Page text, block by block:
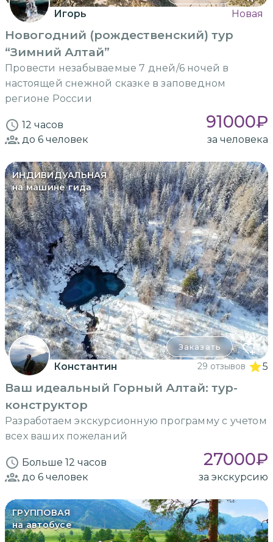
Игорь Новая
Новогодний (рождественский) тур
“Зимний Алтай”
Провести незабываемые 7 дней/6 ночей в
настоящей снежной сказке в заповедном
регионе России
12 часов 91000₽
до 6 человек за человека
ИНДИВИДУАЛЬНАЯ
на машине гида
Заказать
Константин 29 отзывов 5
Ваш идеальный Горный Алтай: тур-
конструктор
Разработаем экскурсионную программу с учетом
всех ваших пожеланий
Больше 12 часов 27000₽
до 6 человек за экскурсию
ГРУППОВАЯ
на автобусе